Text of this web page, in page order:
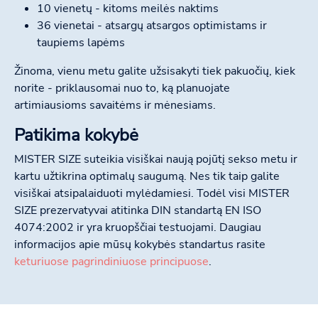
10 vienetų - kitoms meilės naktims
36 vienetai - atsargų atsargos optimistams ir
taupiems lapėms
Žinoma, vienu metu galite užsisakyti tiek pakuočių, kiek
norite - priklausomai nuo to, ką planuojate
artimiausioms savaitėms ir mėnesiams.
Patikima kokybė
MISTER SIZE suteikia visiškai naują pojūtį sekso metu ir
kartu užtikrina optimalų saugumą. Nes tik taip galite
visiškai atsipalaiduoti mylėdamiesi. Todėl visi MISTER
SIZE prezervatyvai atitinka DIN standartą EN ISO
4074:2002 ir yra kruopščiai testuojami. Daugiau
informacijos apie mūsų kokybės standartus rasite
keturiuose pagrindiniuose principuose.